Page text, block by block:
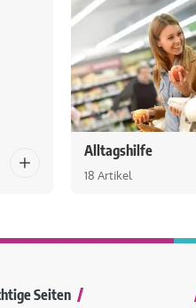
Alltagshilfe
18 Artikel
Seiten